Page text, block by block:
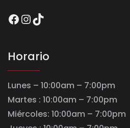
Facebook
Instagram
TikTok
Horario
Lunes – 10:00am – 7:00pm
Martes : 10:00am – 7:00pm
Miércoles: 10:00am – 7:00pm